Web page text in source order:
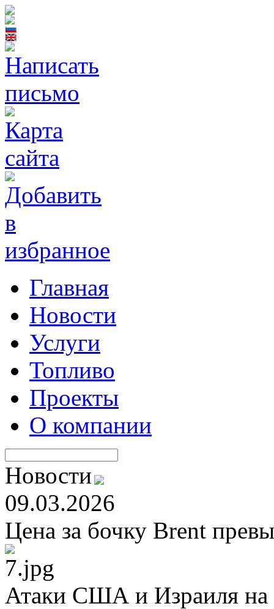
Главная
Новости
Услуги
Топливо
Проекты
О компании
Новости
09.03.2026
Цена за бочку Brent
Атаки США и Израиля на